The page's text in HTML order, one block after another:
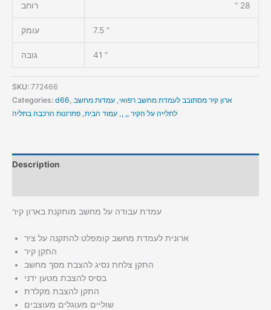
רוחב 28 “
עומק 7.5 “
גובה 41 “
SKU: 772466
Categories: d66, ארון קיר מסתובב לעמדת מחשב רפואי, עמדות מחשב
לתלייה על הקיר ,, ,, עמוד הבית, פתרונות הרכבה בתליה
Description
עמדת עבודה על מחשב מותקנת בארון קיר
ארונית לעמדת מחשב קומפלט להתקנה על ציר
התקן קיר
התקן צלחת נסיג להצבת מסך מחשב
בסיס להצבת מטען ידני
התקן להצבת מקלדת
שוליים מעוגלים מעוצבים